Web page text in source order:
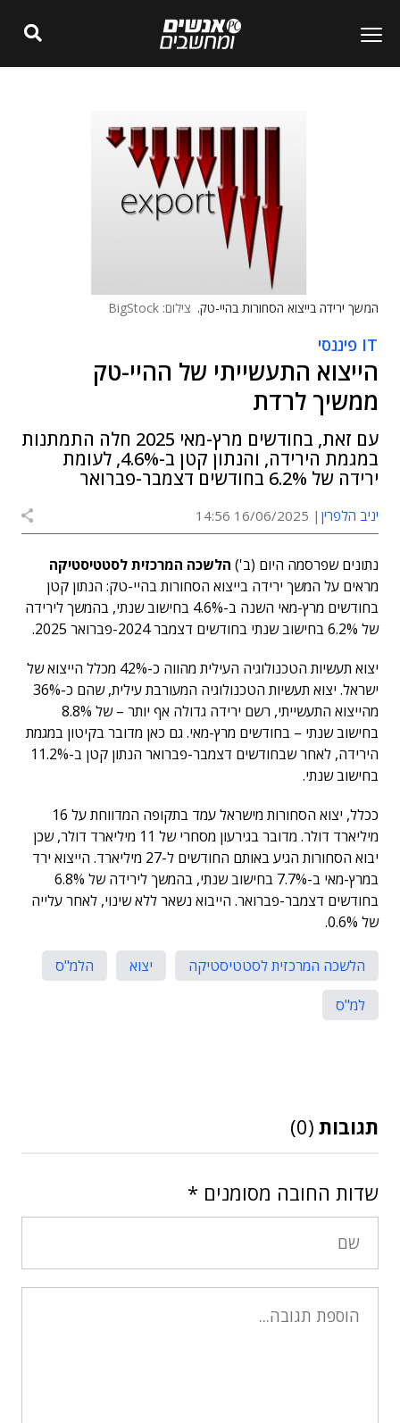
המשך ירידה בייצוא הסחורות בהיי-טק. צילום: BigStock
IT פיננסי
הייצוא התעשייתי של ההיי-טק
ממשיך לרדת
עם זאת, בחודשים מרץ-מאי 2025 חלה התמתנות
במגמת הירידה, והנתון קטן ב-4.6%, לעומת
ירידה של 6.2% בחודשים דצמבר-פברואר
יניב הלפרין 16/06/2025 14:56
נתונים שפרסמה היום (ב') הלשכה המרכזית לסטטיסטיקה
מראים על המשך ירידה בייצוא הסחורות בהיי-טק: הנתון קטן
בחודשים מרץ-מאי השנה ב-4.6% בחישוב שנתי, בהמשך לירידה
של 6.2% בחישוב שנתי בחודשים דצמבר 2024-פברואר 2025.
יצוא תעשיות הטכנולוגיה העילית מהווה כ-42% מכלל הייצוא של
ישראל. יצוא תעשיות הטכנולוגיה המעורבת עילית, שהם כ-36%
מהייצוא התעשייתי, רשם ירידה גדולה אף יותר – של 8.8%
בחישוב שנתי – בחודשים מרץ-מאי. גם כאן מדובר בקיטון במגמת
הירידה, לאחר שבחודשים דצמבר-פברואר הנתון קטן ב-11.2%
בחישוב שנתי.
ככלל, יצוא הסחורות מישראל עמד בתקופה המדווחת על 16
מיליארד דולר. מדובר בגירעון מסחרי של 11 מיליארד דולר, שכן
יבוא הסחורות הגיע באותם החודשים ל-27 מיליארד. הייצוא ירד
במרץ-מאי ב-7.7% בחישוב שנתי, בהמשך לירידה של 6.8%
בחודשים דצמבר-פברואר. הייבוא נשאר ללא שינוי, לאחר עלייה
של 0.6%.
הלשכה המרכזית לסטטיסטיקה יצוא
הלמ"ס
למ"ס
תגובות (0)
שדות החובה מסומנים *